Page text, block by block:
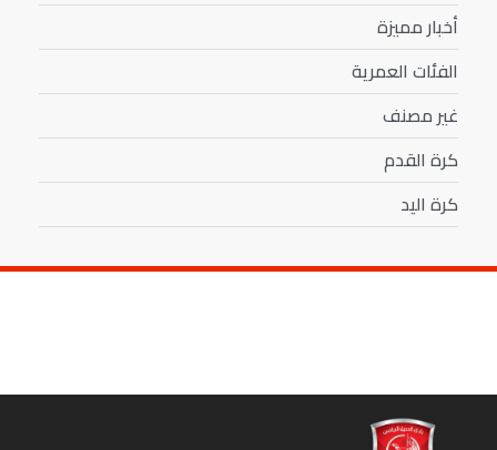
أخبار مميزة
الفئات العمرية
غير مصنف
كرة القدم
كرة اليد